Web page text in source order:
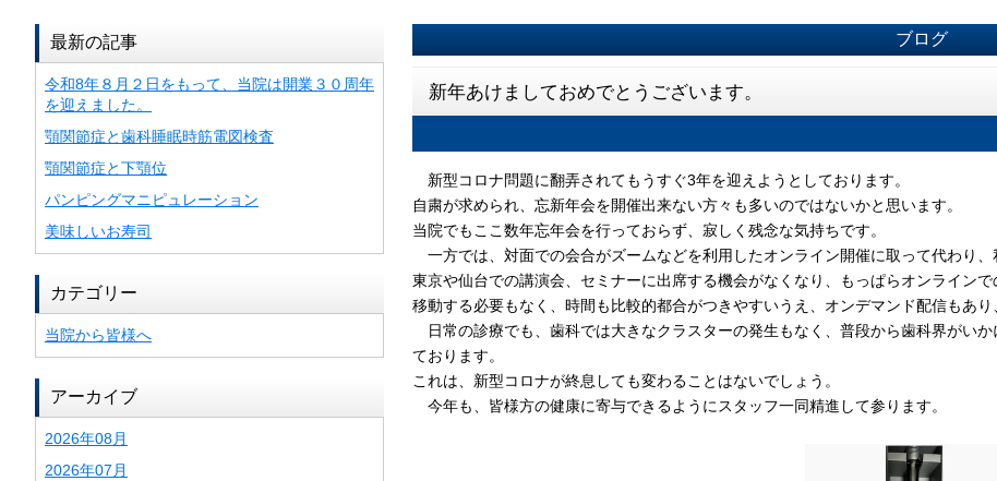
ブログ
新年あけましておめでとうございます。
新型コロナ問題に翻弄されてもうすぐ3年を迎えようとしております。
自粛が求められ、忘新年会を開催出来ない方々も多いのではないかと思います。
当院でもここ数年忘年会を行っておらず、寂しく残念な気持ちです。
一方では、対面での会合がズームなどを利用したオンライン開催に取って代わり
東京や仙台での講演会、セミナーに出席する機会がなくなり、もっぱらオンラインで
移動する必要もなく、時間も比較的都合がつきやすいうえ、オンデマンド配信もあり
日常の診療でも、歯科では大きなクラスターの発生もなく、普段から歯科界がい
ております。
これは、新型コロナが終息しても変わることはないでしょう。
今年も、皆様方の健康に寄与できるようにスタッフ一同精進して参ります。
最新の記事
令和8年８月２日をもって、当院は開業３０周年
を迎えました。
顎関節症と歯科睡眠時筋電図検査
顎関節症と下顎位
パンピングマニピュレーション
美味しいお寿司
カテゴリー
当院から皆様へ
アーカイブ
2026年08月
2026年07月